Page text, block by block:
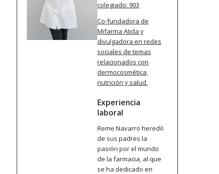
colegiado: 903
Co-fundadora de
Mifarma Atida y
divulgadora en redes
sociales de temas
relacionados con
dermocosmética,
nutrición y salud.
Experiencia
laboral
Reme Navarro heredó
de sus padres la
pasión por el mundo
de la farmacia, al que
se ha dedicado en